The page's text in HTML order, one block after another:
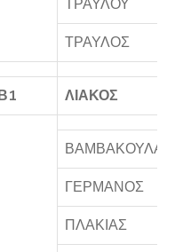
ΤΡΑΥΛΟΥ
ΤΡΑΥΛΟΣ
ΛΙΑΚΟΣ
ΒΑΜΒΑΚΟΥΛΑΣ
ΓΕΡΜΑΝΟΣ
ΠΛΑΚΙΑΣ